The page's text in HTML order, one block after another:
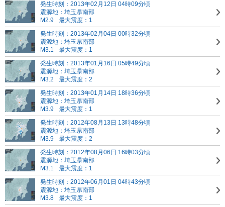
発生時刻：2013年02月12日 04時09分頃
震源地：埼玉県南部
M2.9
最大震度：1
発生時刻：2013年02月04日 00時32分頃
震源地：埼玉県南部
M3.1
最大震度：1
発生時刻：2013年01月16日 05時49分頃
震源地：埼玉県南部
M3.2
最大震度：2
発生時刻：2013年01月14日 18時36分頃
震源地：埼玉県南部
M3.9
最大震度：1
発生時刻：2012年08月13日 13時48分頃
震源地：埼玉県南部
M3.9
最大震度：2
発生時刻：2012年08月06日 16時03分頃
震源地：埼玉県南部
M3.1
最大震度：1
発生時刻：2012年06月01日 04時43分頃
震源地：埼玉県南部
M3.8
最大震度：1